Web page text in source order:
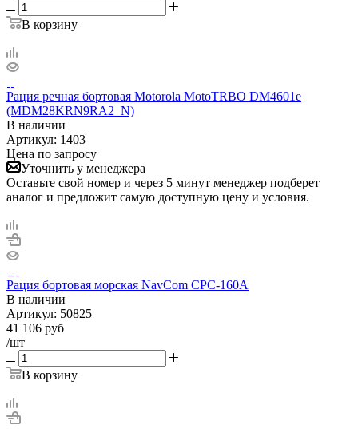
В корзину
Рация речная бортовая Motorola MotoTRBO DM4601e
(MDM28KRN9RA2_N)
В наличии
Артикул: 1403
Цена по запросу
Уточнить у менеджера
Оставьте свой номер и через 5 минут менеджер подберет
аналог и предложит самую доступную цену и условия.
Рация бортовая морская NavCom CPC-160A
В наличии
Артикул: 50825
41 106 руб
/шт
В корзину